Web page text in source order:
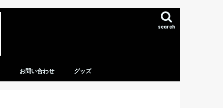
search
お問い合わせ グッズ